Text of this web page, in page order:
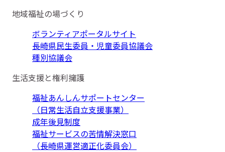
地域福祉の場づくり
ボランティアポータルサイト
長崎県民生委員・児童委員協議会
種別協議会
生活支援と権利擁護
福祉あんしんサポートセンター
（日常生活自立支援事業）
成年後見制度
福祉サービスの苦情解決窓口
（長崎県運営適正化委員会）